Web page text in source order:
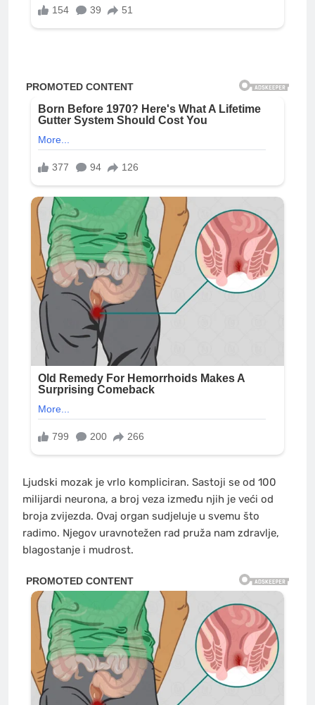
Ljudski mozak je vrlo kompliciran. Sastoji se od 100
milijardi neurona, a broj veza između njih je veći od
broja zvijezda. Ovaj organ sudjeluje u svemu što
radimo. Njegov uravnotežen rad pruža nam zdravlje,
blagostanje i mudrost.